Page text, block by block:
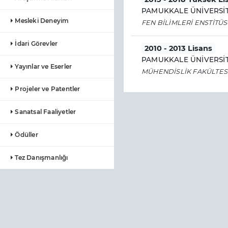
Mesleki Deneyim
İdari Görevler
Yayınlar ve Eserler
Projeler ve Patentler
Sanatsal Faaliyetler
Ödüller
Tez Danışmanlığı
PAMUKKALE
FEN BİLİMLERİ
2010 - 2013 Lisans
PAMUKKALE
MÜHENDİSLİK